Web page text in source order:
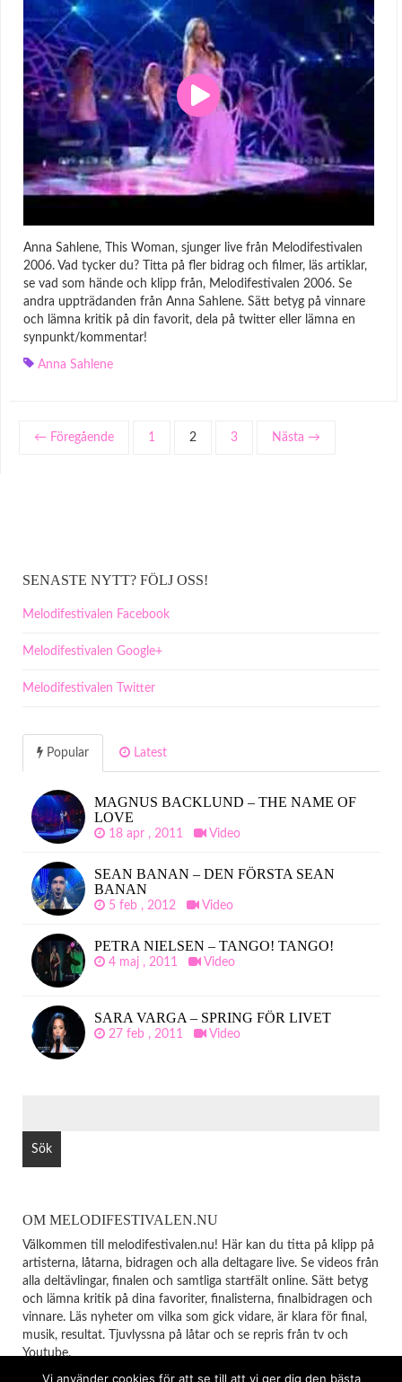
Anna Sahlene, This Woman, sjunger live från Melodifestivalen
2006. Vad tycker du? Titta på fler bidrag och filmer, läs artiklar,
se vad som hände och klipp från, Melodifestivalen 2006. Se
andra uppträdanden från Anna Sahlene. Sätt betyg på vinnare
och lämna kritik på din favorit, dela på twitter eller lämna en
synpunkt/kommentar!
Anna Sahlene
← Föregående 1 2 3 Nästa →
SENASTE NYTT? FÖLJ OSS!
Melodifestivalen Facebook
Melodifestivalen Google+
Melodifestivalen Twitter
Popular Latest
MAGNUS BACKLUND – THE NAME OF
LOVE
18 apr , 2011 Video
SEAN BANAN – DEN FÖRSTA SEAN
BANAN
5 feb , 2012 Video
PETRA NIELSEN – TANGO! TANGO!
4 maj , 2011 Video
SARA VARGA – SPRING FÖR LIVET
27 feb , 2011 Video
OM MELODIFESTIVALEN.NU
Välkommen till melodifestivalen.nu! Här kan du titta på klipp på
artisterna, låtarna, bidragen och alla deltagare live. Se videos från
alla deltävlingar, finalen och samtliga startfält online. Sätt betyg
och lämna kritik på dina favoriter, finalisterna, finalbidragen och
vinnare. Läs nyheter om vilka som gick vidare, är klara för final,
musik, resultat. Tjuvlyssna på låtar och se repris från tv och
Youtube.
Vi använder cookies för att se till att vi ger dig den bästa